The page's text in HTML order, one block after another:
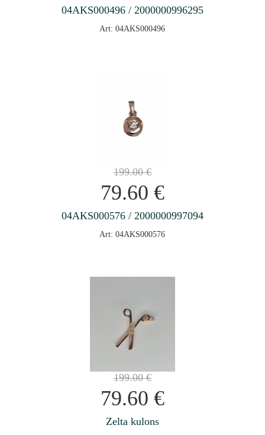
04AKS000496 / 2000000996295
Art: 04AKS000496
199.00€
79.60 €
04AKS000576 / 2000000997094
Art: 04AKS000576
199.00€
79.60 €
Zelta kulons